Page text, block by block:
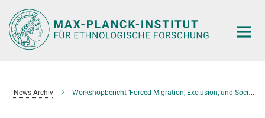
Hauptinhalt
News Archiv Workshopbericht ‘Forced Migration, Exclusion, und Social Class’